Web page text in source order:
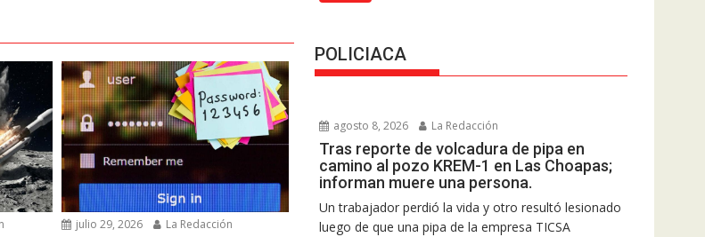
julio 29, 2026 La Redacción
POLICIACA
agosto 8, 2026 La Redacción
Tras reporte de volcadura de pipa en
camino al pozo KREM-1 en Las Choapas;
informan muere una persona.
Un trabajador perdió la vida y otro resultó lesionado
luego de que una pipa de la empresa TICSA